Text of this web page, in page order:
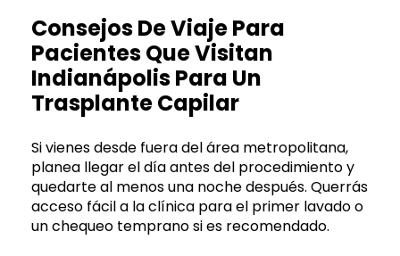
Consejos De Viaje Para
Pacientes Que Visitan
Indianápolis Para Un
Trasplante Capilar
Si vienes desde fuera del área metropolitana,
planea llegar el día antes del procedimiento y
quedarte al menos una noche después. Querrás
acceso fácil a la clínica para el primer lavado o
un chequeo temprano si es recomendado.